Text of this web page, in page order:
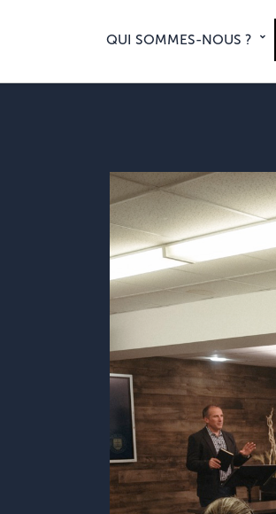
QUI SOMMES-NOUS ?